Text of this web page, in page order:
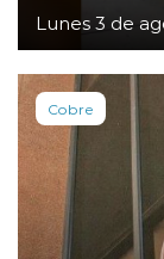
Lunes 3 de
Cobre